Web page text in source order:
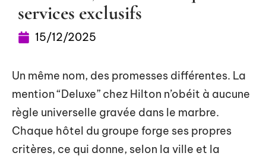
services exclusifs
15/12/2025
Un même nom, des promesses différentes. La
mention “Deluxe” chez Hilton n’obéit à aucune
règle universelle gravée dans le marbre.
Chaque hôtel du groupe forge ses propres
critères, ce qui donne, selon la ville et la